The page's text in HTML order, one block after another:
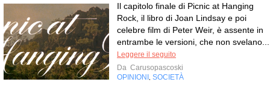
Il capitolo finale di Picnic at Hanging
Rock, il libro di Joan Lindsay e poi
celebre film di Peter Weir, è assente in
entrambe le versioni, che non svelano...
Leggere il seguito
Da Carusopascoski
OPINIONI
SOCIETÀ